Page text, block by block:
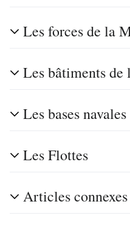
Les forces de la
Les bâtiments de
Les bases navales
Les Flottes
Articles connexes